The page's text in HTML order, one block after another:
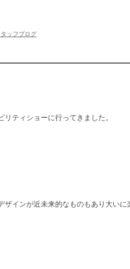
タッフブログ
ティショーに行ってきました。
インが近未来的なものもあり大いに